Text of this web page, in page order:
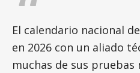
El calendario nacional
en 2026 con un aliado
muchas de sus